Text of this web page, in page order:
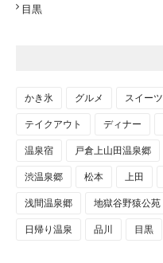
目黒
かき氷 グルメ スイーツ
テイクアウト
ディナー
温泉宿
戸倉上山田温泉郷
渋温泉郷
松本 上田
浅間温泉郷
地獄谷野猿公苑
日帰り温泉
品川 目黒